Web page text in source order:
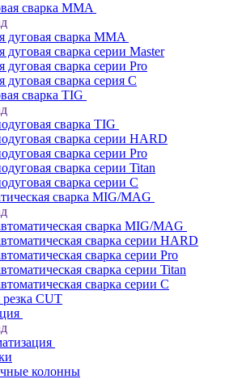
сварка MMA
дуговая сварка MMA
дуговая сварка серии Master
дуговая сварка серии Pro
дуговая сварка серия С
сварка TIG
сварка TIG
сварка серии HARD
сварка серии Pro
сварка серии Titan
сварка серии С
сварка MIG/MAG
сварка MIG/MAG
сварка серии HARD
сварка серии Pro
сварка серии Titan
сварка серии С
CUT
колонны